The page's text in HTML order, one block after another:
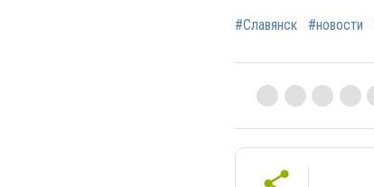
#Славянск #новости